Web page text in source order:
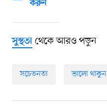
করুন
সুস্থতাথেকে আরও পড়ুন
সচেতনতা ভালো থাকুন